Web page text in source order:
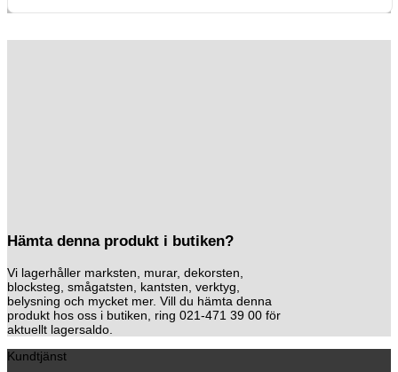
Hämta denna produkt i butiken?
Vi lagerhåller marksten, murar, dekorsten,
blocksteg, smågatsten, kantsten, verktyg,
belysning och mycket mer. Vill du hämta denna
produkt hos oss i butiken, ring 021-471 39 00 för
aktuellt lagersaldo.
Kundtjänst